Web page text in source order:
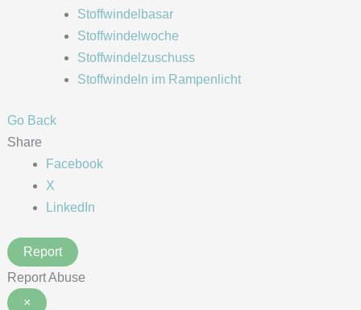
Stoffwindelbasar
Stoffwindelwoche
Stoffwindelzuschuss
Stoffwindeln im Rampenlicht
Go Back
Share
Facebook
X
LinkedIn
Report
Report Abuse
×